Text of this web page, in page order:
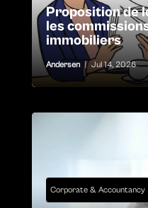
Proposition de
les
immobiliers
Andersen | Jul 14, 2026
Corporate & Accountancy